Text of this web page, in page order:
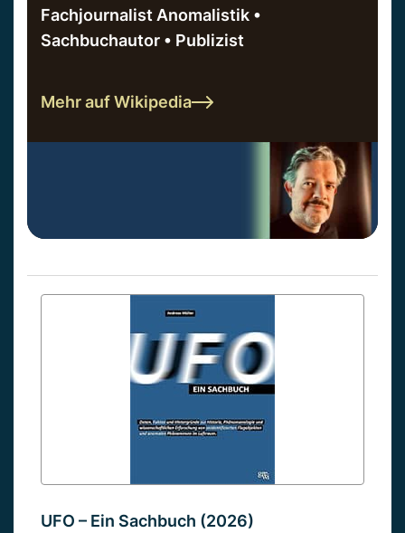
Fachjournalist Anomalistik •
Sachbuchautor • Publizist
Mehr auf Wikipedia
UFO – Ein Sachbuch (2026)